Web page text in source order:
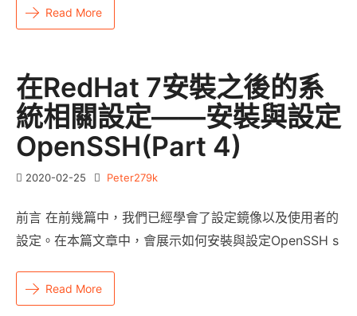
Read More
在RedHat 7安裝之後的系
統相關設定——安裝與設定
OpenSSH(Part 4)
2020-02-25 Peter279k
前言 在前幾篇中，我們已經學會了設定鏡像以及使用者的
設定。在本篇文章中，會展示如何安裝與設定OpenSSH s
Read More